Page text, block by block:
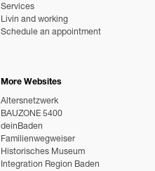
Services
Livin and working
Schedule an appointment
More Websites
Altersnetzwerk
BAUZONE 5400
deinBaden
Familienwegweiser
Historisches Museum
Integration Region Baden